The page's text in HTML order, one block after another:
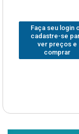
Faça seu login
cadastre-se
ver preços e
comprar